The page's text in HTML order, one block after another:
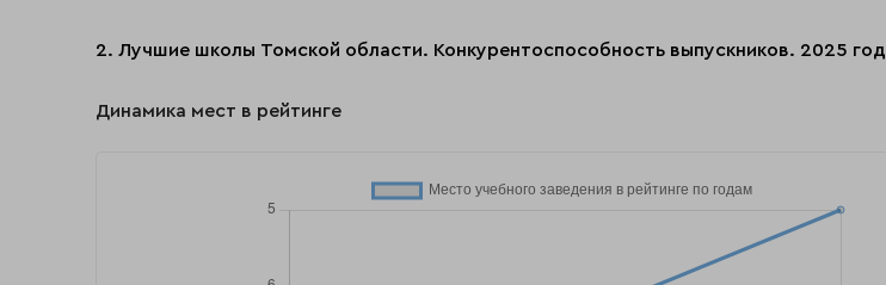
2. Лучшие школы Томской области. Конкурентоспособность выпускников. 2025 год
Динамика мест в рейтинге